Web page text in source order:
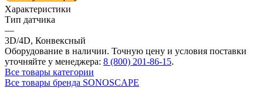
Характеристики
Тип датчика
—
3D/4D, Конвексный
Оборудование в наличии. Точную цену и условия поставки
уточняйте у менеджера: 8 (800) 201-86-15.
Все товары категории
Все товары бренда SONOSCAPE